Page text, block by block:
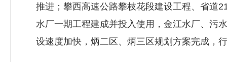
推进；攀西高速公路攀枝花段建设工程、省道
水厂一期工程建成并投入使用，金江水厂、污
设速度加快，炳二区、炳三区规划方案完成，